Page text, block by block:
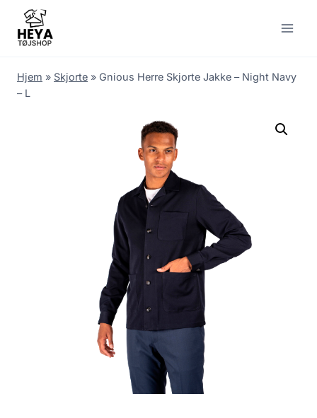
content
Hjem » Skjorte » Gnious Herre Skjorte Jakke – Night Navy
– L